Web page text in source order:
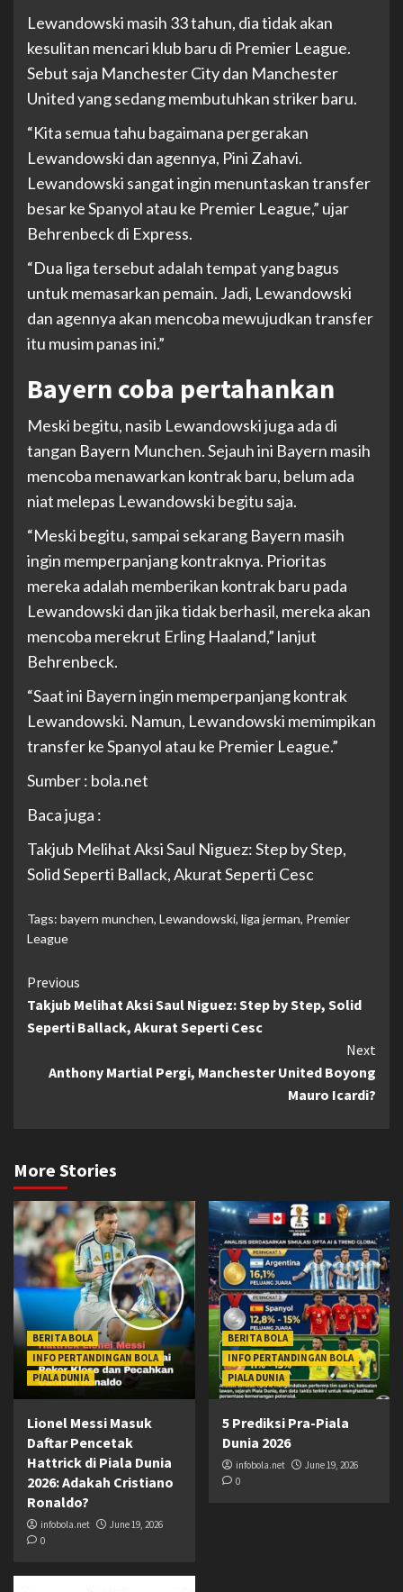
Lewandowski masih 33 tahun, dia tidak akan
kesulitan mencari klub baru di Premier League.
Sebut saja Manchester City dan Manchester
United yang sedang membutuhkan striker baru.
“Kita semua tahu bagaimana pergerakan
Lewandowski dan agennya, Pini Zahavi.
Lewandowski sangat ingin menuntaskan transfer
besar ke Spanyol atau ke Premier League,” ujar
Behrenbeck di Express.
“Dua liga tersebut adalah tempat yang bagus
untuk memasarkan pemain. Jadi, Lewandowski
dan agennya akan mencoba mewujudkan transfer
itu musim panas ini.”
Bayern coba pertahankan
Meski begitu, nasib Lewandowski juga ada di
tangan Bayern Munchen. Sejauh ini Bayern masih
mencoba menawarkan kontrak baru, belum ada
niat melepas Lewandowski begitu saja.
“Meski begitu, sampai sekarang Bayern masih
ingin memperpanjang kontraknya. Prioritas
mereka adalah memberikan kontrak baru pada
Lewandowski dan jika tidak berhasil, mereka akan
mencoba merekrut Erling Haaland,” lanjut
Behrenbeck.
“Saat ini Bayern ingin memperpanjang kontrak
Lewandowski. Namun, Lewandowski memimpikan
transfer ke Spanyol atau ke Premier League.”
Sumber : bola.net
Baca juga :
Takjub Melihat Aksi Saul Niguez: Step by Step,
Solid Seperti Ballack, Akurat Seperti Cesc
Tags: bayern munchen, Lewandowski, liga jerman, Premier
League
Continue
Reading
Previous
Takjub Melihat Aksi Saul Niguez: Step by Step, Solid
Seperti Ballack, Akurat Seperti Cesc
Next
Anthony Martial Pergi, Manchester United Boyong
Mauro Icardi?
More Stories
BERITA BOLA
INFO PERTANDINGAN BOLA
PIALA DUNIA
Lionel Messi Masuk
Daftar Pencetak
Hattrick di Piala Dunia
2026: Adakah Cristiano
Ronaldo?
infobola.net
June 19, 2026
0
BERITA BOLA
INFO PERTANDINGAN BOLA
PIALA DUNIA
5 Prediksi Pra-Piala
Dunia 2026
infobola.net
June 19, 2026
0